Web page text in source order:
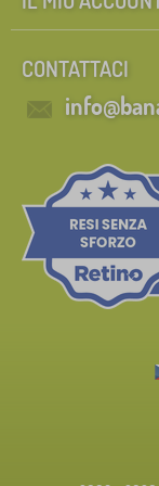
CONTATTACI